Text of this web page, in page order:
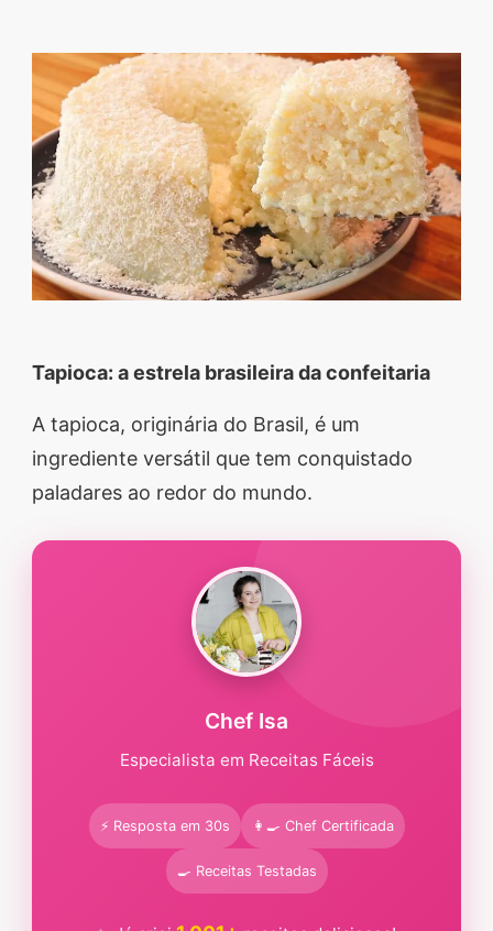
saudáveis e práticas,
além de dicas exclusivas
que vão facilitar sua
vida na cozinha. 🍰🥗
Quer aprender a fazer
um almoço delicioso,
um jantar especial ou
tudo o que você
precisa! Explore nosso
site e descubra técnicas
culinárias incríveis,
receitas rápidas e fáceis
que vão impressionar
todos ao seu redor.
Transforme suas
agora mesmo!
Tapioca: a estrela brasileira da confeitaria
A tapioca, originária do Brasil, é um
ingrediente versátil que tem conquistado
paladares ao redor do mundo.
Chef Isa
Especialista em Receitas Fáceis
⚡ Resposta em 30s 👩‍🍳 Chef Certificada
🍳 Receitas Testadas